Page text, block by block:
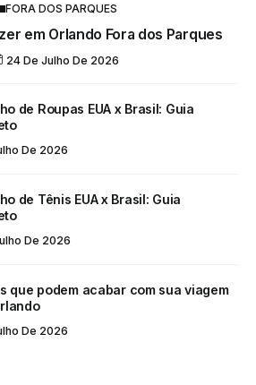
FORA DOS PARQUES
em Orlando Fora dos Parques
24 De Julho De 2026
de Roupas EUA x Brasil: Guia
De 2026
de Tênis EUA x Brasil: Guia
De 2026
que podem acabar com sua viagem
De 2026